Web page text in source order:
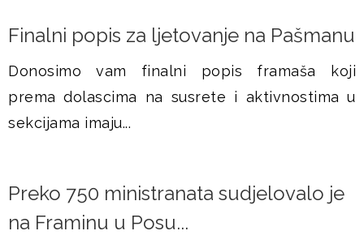
Finalni popis za ljetovanje na Pašmanu
Donosimo vam finalni popis framaša koji
prema dolascima na susrete i aktivnostima u
sekcijama imaju...
Preko 750 ministranata sudjelovalo je
na Framinu u Posu...